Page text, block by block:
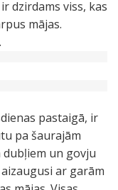
dzirdams viss, kas
mājas.
pastaigā, ir
pa šaurajām
dubļiem un govju
ar garām